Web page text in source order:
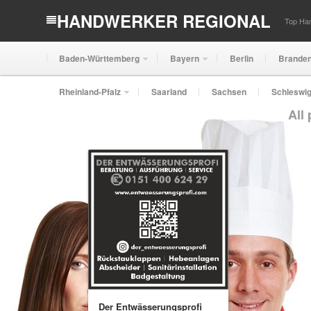
HANDWERKER REGIONAL Top
Baden-Württemberg Bayern Berlin
Rheinland-Pfalz Saarland Sachsen
All
Der Entwässerungsprofi